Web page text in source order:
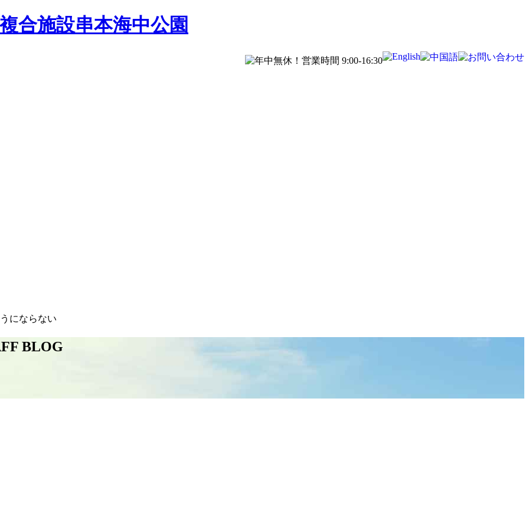
にならない
BLOG